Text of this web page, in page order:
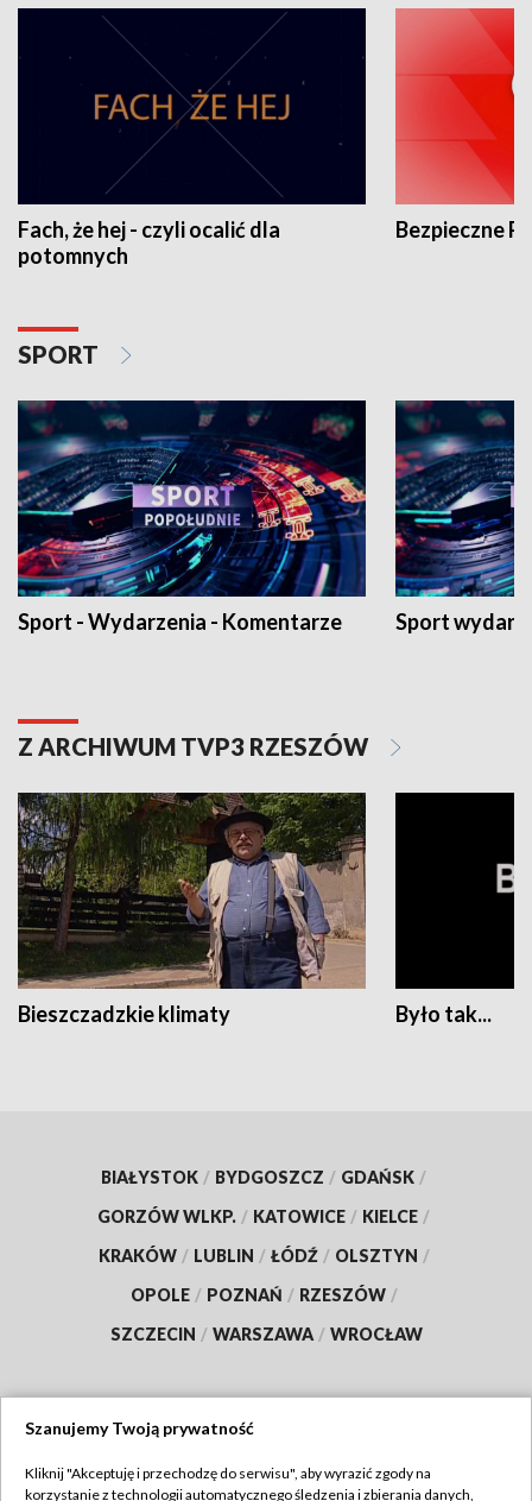
Fach, że hej - czyli ocalić dla
potomnych
Bezpieczne
SPORT
Sport - Wydarzenia - Komentarze Sport
Z ARCHIWUM TVP3 RZESZÓW
Bieszczadzkie klimaty Było tak...
BIAŁYSTOK / BYDGOSZCZ / GDAŃSK /
GORZÓW WLKP. / KATOWICE / KIELCE /
KRAKÓW / LUBLIN / ŁÓDŹ / OLSZTYN /
OPOLE / POZNAŃ / RZESZÓW /
SZCZECIN / WARSZAWA / WROCŁAW
Szanujemy Twoją prywatność
Kliknij "Akceptuję i przechodzę do serwisu", aby wyrazić zgody na
korzystanie z technologii automatycznego śledzenia i zbierania danych,